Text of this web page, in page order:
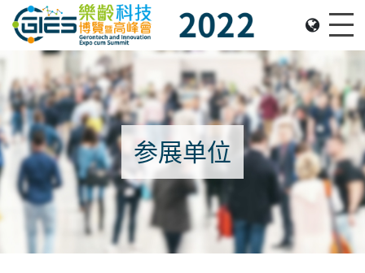
Date: Expo: 2-5 Nov 2022, Venue: Hall 1A-C, HKCEC
参展单位